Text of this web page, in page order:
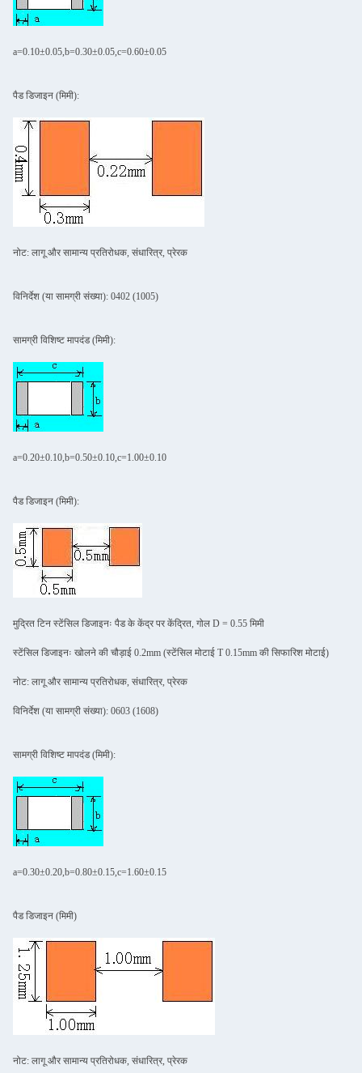
a=0.10±0.05,b=0.30±0.05,c=0.60±0.05
पैड डिजाइन (मिमी):
नोट: लागू और सामान्य प्रतिरोधक, संधारित्र, प्रेरक
विनिर्देश (या सामग्री संख्या): 0402 (1005)
सामग्री विशिष्ट मापदंड (मिमी):
a=0.20±0.10,b=0.50±0.10,c=1.00±0.10
पैड डिजाइन (मिमी):
मुद्रित टिन स्टेंसिल डिजाइनः पैड के केंद्र पर केंद्रित, गोल D = 0.55 मिमी
स्टेंसिल डिजाइनः खोलने की चौड़ाई 0.2mm (स्टेंसिल मोटाई T 0.15mm की सिफारिश मोटाई)
नोट: लागू और सामान्य प्रतिरोधक, संधारित्र, प्रेरक
विनिर्देश (या सामग्री संख्या): 0603 (1608)
सामग्री विशिष्ट मापदंड (मिमी):
a=0.30±0.20,b=0.80±0.15,c=1.60±0.15
पैड डिजाइन (मिमी)
नोट: लागू और सामान्य प्रतिरोधक, संधारित्र, प्रेरक